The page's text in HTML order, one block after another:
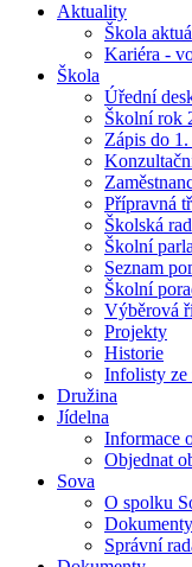
Aktuality
Škola
Kariéra -
Škola
Úřední
Školní rok
Zápis do
Přípravná
Školská
Školní
Seznam
Školní
Výběrová
Projekty
Historie
Infolisty ze
Družina
Jídelna
Informace
Objednat
Sova
O spolku
Správní